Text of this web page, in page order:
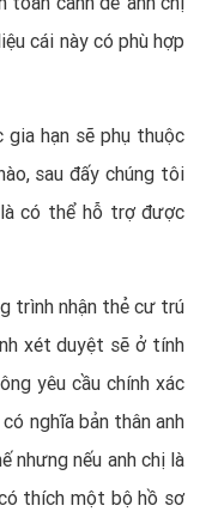
cái này có phù hợp
hạn sẽ phụ thuộc
sau đấy chúng tôi
có thể hỗ trợ được
trình nhận thẻ cư trú
xét duyệt sẽ ở tính
yêu cầu chính xác
nghĩa bản thân anh
nhưng nếu anh chị là
thích một bộ hồ sơ